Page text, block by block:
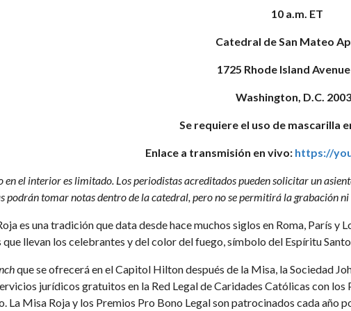
10 a.m. ET
Catedral de San Mateo
1725 Rhode Island
Washington, D.C.
Se requiere el uso de mascarilla
Enlace a transmisión en vivo: https://
en el interior es limitado. Los periodistas acreditados pueden solicitar un
podrán tomar notas dentro de la catedral, pero no se permitirá la grabación
es una tradición que data desde hace muchos siglos en Roma, París
llevan los celebrantes y del color del fuego, símbolo del Espíritu
que se ofrecerá en el Capitol Hilton después de la Misa, la Sociedad
jurídicos gratuitos en la Red Legal de Caridades Católicas con
La Misa Roja y los Premios Pro Bono Legal son patrocinados cada año